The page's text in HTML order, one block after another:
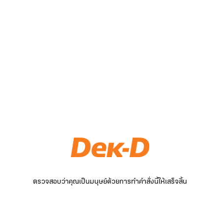
ตรวจสอบว่าคุณเป็นมนุษย์ด้วยการทำคำสั่งนี้ให้เสร็จสิ้น